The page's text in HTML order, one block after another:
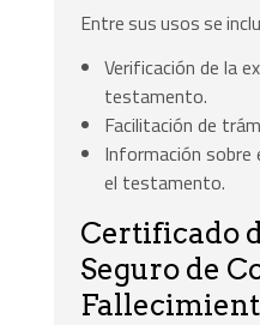
Entre sus usos se
Verificación de la
testamento.
Facilitación de
Información
el testamento.
Certificado
Seguro de